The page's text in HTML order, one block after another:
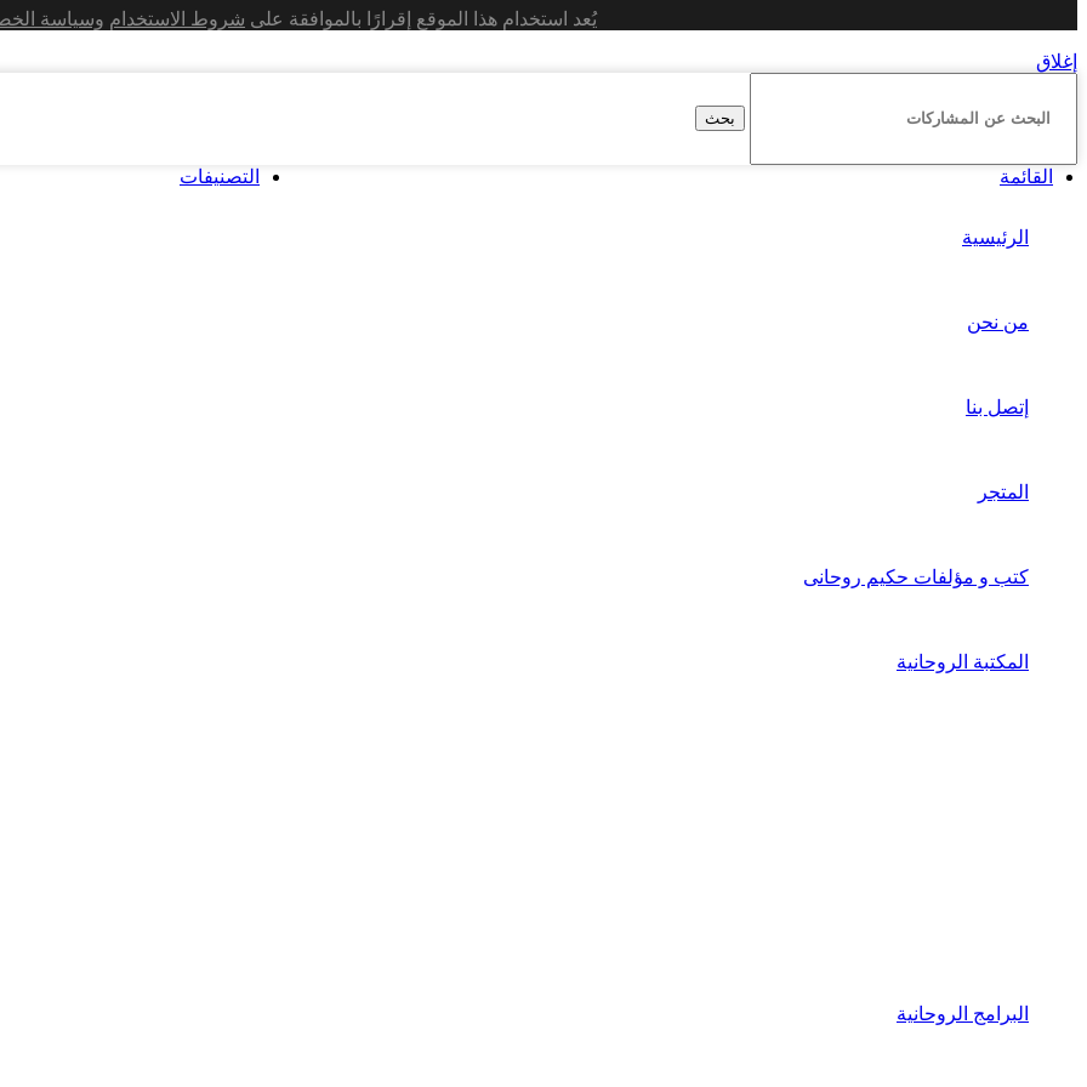
يُعد استخدام هذا الموقع إقرارًا بالموافقة على شروط الاستخدام وسياسة
إغلاق
بحث
القائمة التصنيفات
الرئيسية
من نحن
إتصل بنا
المتجر
كتب و مؤلفات حكيم روحانى
المكتبة الروحانية
البرامج الروحانية